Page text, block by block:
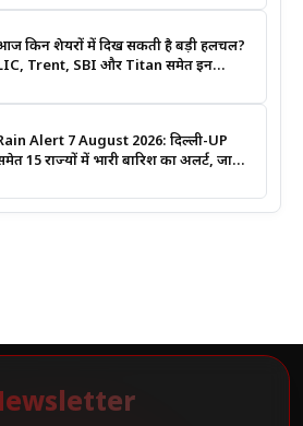
किन शेयरों में दिख सकती है बड़ी हलचल?
Trent, SBI और Titan समेत इन
Alert 7 August 2026: दिल्ली-UP
15 राज्यों में भारी बारिश का अलर्ट, जानिए